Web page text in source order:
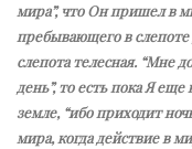
мира”, что Он пришел в
пребывающего в слепоте
слепота телесная. “Мне
день”, то есть пока Я
земле, “ибо приходит
мира, когда действие в